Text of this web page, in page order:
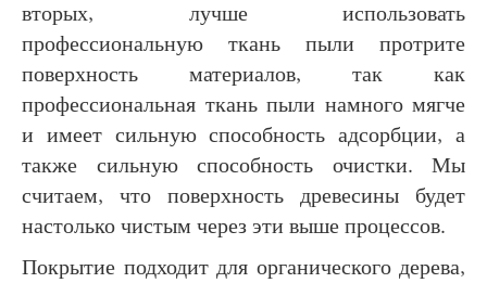
вторых, лучше использовать
профессиональную ткань пыли протрите
поверхность материалов, так как
профессиональная ткань пыли намного мягче
и имеет сильную способность адсорбции, а
также сильную способность очистки. Мы
считаем, что поверхность древесины будет
настолько чистым через эти выше процессов.
Покрытие подходит для органического дерева,